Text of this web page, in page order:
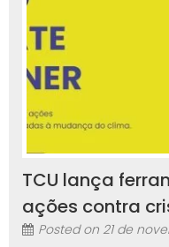
TCU lança
ações contra
Posted on 21 de